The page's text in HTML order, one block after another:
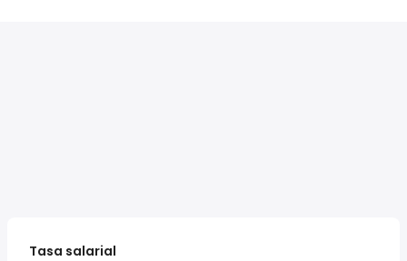
Tasa salarial